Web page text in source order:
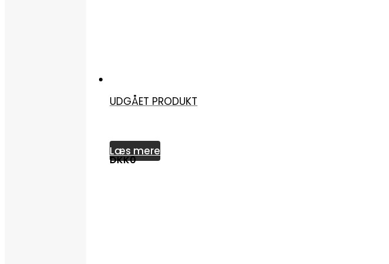
UDGÅET PRODUKT
DKK0
Læs mere